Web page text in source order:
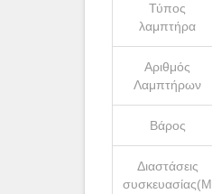
Τύπος
λαμπτήρα
Αριθμός
Λαμπτήρων
Βάρος
Διαστάσεις
συσκευασίας(Μ